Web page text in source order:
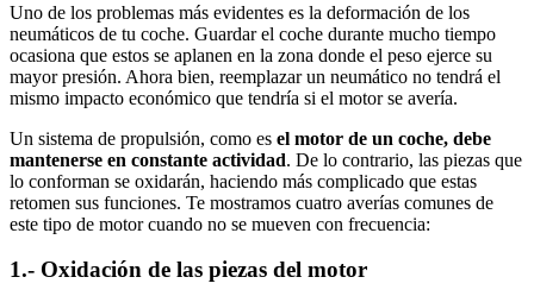
Uno de los problemas más evidentes es la deformación de los
neumáticos de tu coche. Guardar el coche durante mucho tiempo
ocasiona que estos se aplanen en la zona donde el peso ejerce su
mayor presión. Ahora bien, reemplazar un neumático no tendrá el
mismo impacto económico que tendría si el motor se avería.
Un sistema de propulsión, como es el motor de un coche, debe
mantenerse en constante actividad. De lo contrario, las piezas que
lo conforman se oxidarán, haciendo más complicado que estas
retomen sus funciones. Te mostramos cuatro averías comunes de
este tipo de motor cuando no se mueven con frecuencia:
1.- Oxidación de las piezas del motor